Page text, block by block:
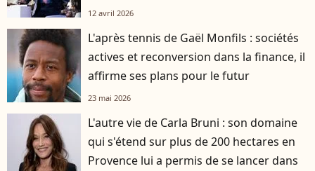
12 avril 2026
L'après tennis de Gaël Monfils : sociétés
actives et reconversion dans la finance, il
affirme ses plans pour le futur
23 mai 2026
L'autre vie de Carla Bruni : son domaine
qui s'étend sur plus de 200 hectares en
Provence lui a permis de se lancer dans